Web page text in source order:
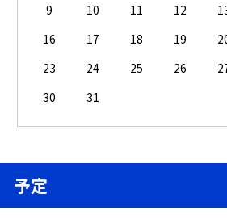
9
10 11 12
16
17 18 19
23
24 25 26
30
31
予定